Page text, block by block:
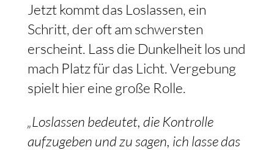
Jetzt kommt das Loslassen, ein
Schritt, der oft am schwersten
erscheint. Lass die Dunkelheit los und
mach Platz für das Licht. Vergebung
spielt hier eine große Rolle.
„Loslassen bedeutet, die Kontrolle
aufzugeben und zu sagen, ich lasse das